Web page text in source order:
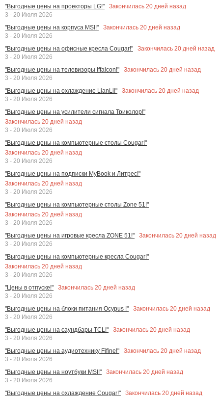
"Выгодные цены на проекторы LG!" Закончилась 20 дней назад
3 - 20 Июля 2026
"Выгодные цены на корпуса MSI!"
Закончилась 20 дней назад
3 - 20 Июля 2026
"Выгодные цены на офисные кресла Cougar!"
Закончилась 20 дней назад
3 - 20 Июля 2026
"Выгодные цены на телевизоры Iffalcon!"
Закончилась 20 дней назад
3 - 20 Июля 2026
"Выгодные цены на охлаждение LianLi!"
Закончилась 20 дней назад
3 - 20 Июля 2026
"Выгодные цены на усилители сигнала Триколор!"
Закончилась 20 дней назад
3 - 20 Июля 2026
"Выгодные цены на компьютерные столы Cougar!"
Закончилась 20 дней назад
3 - 20 Июля 2026
"Выгодные цены на подписки MyBook и Литрес!"
Закончилась 20 дней назад
3 - 20 Июля 2026
"Выгодные цены на компьютерные столы Zone 51!"
Закончилась 20 дней назад
3 - 20 Июля 2026
"Выгодные цены на игровые кресла ZONE 51!"
Закончилась 20 дней назад
3 - 20 Июля 2026
"Выгодные цены на компьютерные кресла Cougar!"
Закончилась 20 дней назад
3 - 20 Июля 2026
"Цены в отпуске!"
Закончилась 20 дней назад
3 - 20 Июля 2026
"Выгодные цены на блоки питания Ocypus !"
Закончилась 20 дней назад
3 - 20 Июля 2026
"Выгодные цены на саундбары TCL!"
Закончилась 20 дней назад
3 - 20 Июля 2026
"Выгодные цены на аудиотехнику Fifine!"
Закончилась 20 дней назад
3 - 20 Июля 2026
"Выгодные цены на ноутбуки MSI!"
Закончилась 20 дней назад
3 - 20 Июля 2026
"Выгодные цены на охлаждение Cougar!"
Закончилась 20 дней назад